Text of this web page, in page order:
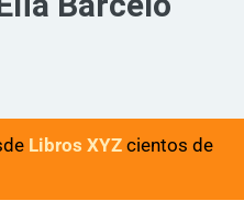
Libros XYZcientos de